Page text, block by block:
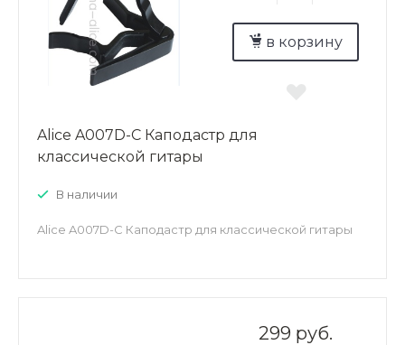
в корзину
Alice A007D-C Каподастр для
классической гитары
В наличии
Alice A007D-C Каподастр для классической гитары
299 руб.